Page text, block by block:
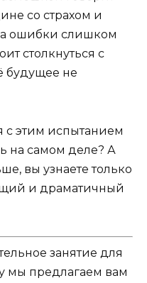
со страхом и
ошибки слишком
столкнуться с
будущее не
с этим испытанием
на самом деле? А
вы узнаете только
и драматичный
занятие для
мы предлагаем вам